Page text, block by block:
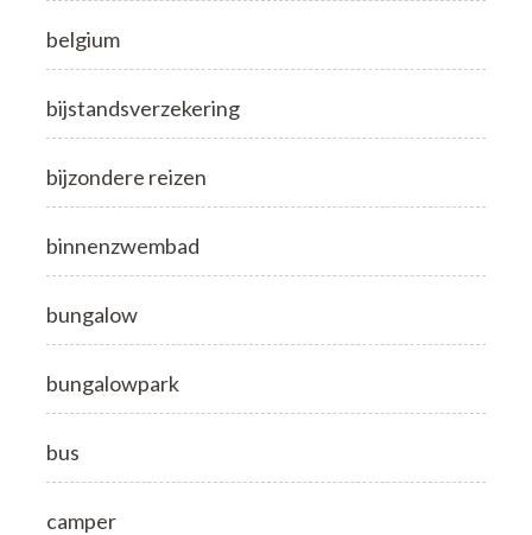
belgium
bijstandsverzekering
bijzondere reizen
binnenzwembad
bungalow
bungalowpark
bus
camper